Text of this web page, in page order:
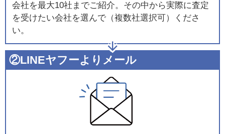
会社を最大10社までご紹介。その中から実際に査定
を受けたい会社を選んで（複数社選択可）くださ
い。
②LINEヤフーよりメール